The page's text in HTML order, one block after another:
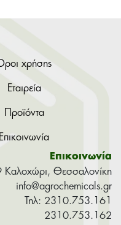
χρήσης
Εταιρεία
Προϊόντα
Επικοινωνία
Επικοινωνία
Θεσσαλονίκη
info@agrochemicals.gr
Τηλ: 2310.753.161
2310.753.162